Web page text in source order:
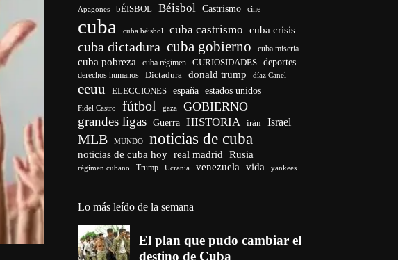
Apagones bÉISBOL Béisbol Castrismo cine
cuba cuba béisbol cuba castrismo cuba crisis
cuba dictadura cuba gobierno cuba miseria
cuba pobreza cuba régimen CURIOSIDADES deportes
derechos humanos Dictadura donald trump díaz Canel
eeuu ELECCIONES españa estados unidos
Fidel Castro fútbol gaza GOBIERNO
grandes ligas Guerra HISTORIA irán Israel
MLB MUNDO noticias de cuba
noticias de cuba hoy real madrid Rusia
régimen cubano Trump Ucrania venezuela vida yankees
Lo más leído de la semana